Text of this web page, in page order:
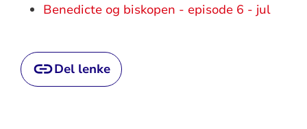
Benedicte og biskopen - episode 6 - jul
Del lenke